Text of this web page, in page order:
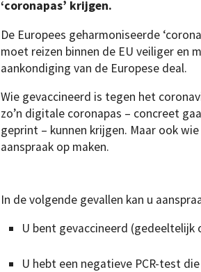
‘coronapas’ krijgen.
De Europees geharmoniseerde
moet reizen binnen de EU veiliger en
aankondiging van de Europese deal.
Wie gevaccineerd is tegen het
zo’n digitale coronapas – concreet
geprint – kunnen krijgen. Maar ook
aanspraak op maken.
In de volgende gevallen kan u
U bent gevaccineerd (gedeeltelijk
U hebt een negatieve PCR-test